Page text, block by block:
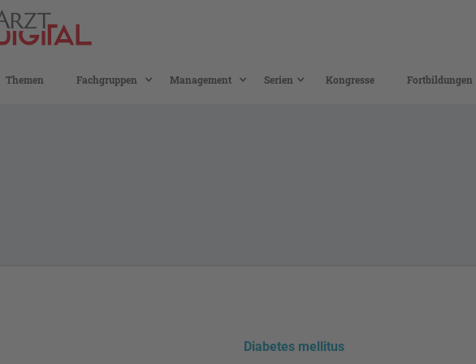
Themen Fachgruppen Management Serien Kongresse Fortbildungen
Diabetes mellitus